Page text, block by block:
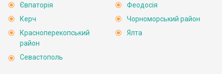
Євпаторія
Керч
Красноперекопський
район
Севастополь
Феодосія
Чорноморський район
Ялта